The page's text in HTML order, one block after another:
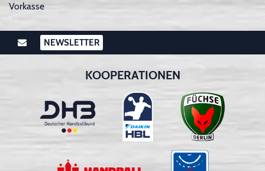
Vorkasse
NEWSLETTER
KOOPERATIONEN